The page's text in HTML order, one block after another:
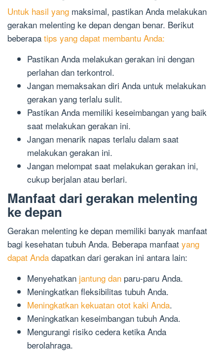
Untuk hasil yang maksimal, pastikan Anda melakukan
gerakan melenting ke depan dengan benar. Berikut
beberapa tips yang dapat membantu Anda:
Pastikan Anda melakukan gerakan ini dengan
perlahan dan terkontrol.
Jangan memaksakan diri Anda untuk melakukan
gerakan yang terlalu sulit.
Pastikan Anda memiliki keseimbangan yang baik
saat melakukan gerakan ini.
Jangan menarik napas terlalu dalam saat
melakukan gerakan ini.
Jangan melompat saat melakukan gerakan ini,
cukup berjalan atau berlari.
Manfaat dari gerakan melenting
ke depan
Gerakan melenting ke depan memiliki banyak manfaat
bagi kesehatan tubuh Anda. Beberapa manfaat yang
dapat Anda dapatkan dari gerakan ini antara lain:
Menyehatkan jantung dan paru-paru Anda.
Meningkatkan fleksibilitas tubuh Anda.
Meningkatkan kekuatan otot kaki Anda.
Meningkatkan keseimbangan tubuh Anda.
Mengurangi risiko cedera ketika Anda
berolahraga.